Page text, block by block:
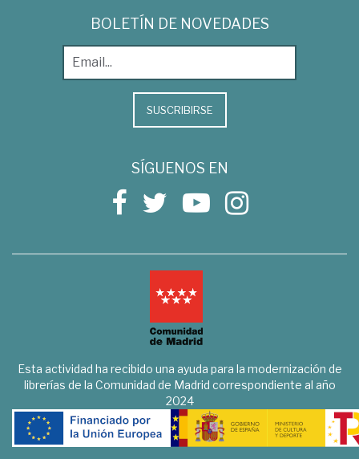
BOLETÍN DE NOVEDADES
SUSCRIBIRSE
SÍGUENOS EN
Esta actividad ha recibido una ayuda para la modernización de
librerías de la Comunidad de Madrid correspondiente al año
2024